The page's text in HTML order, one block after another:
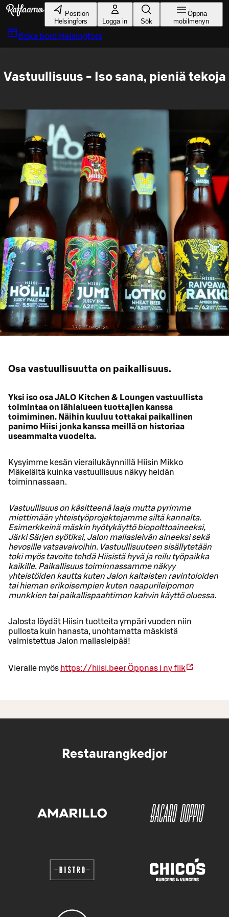
Gå till huvudinnehållet
Position
Helsingfors
Logga in Sök
Öppna
mobilmenyn
Boka bord Helsingfors
Vastuullisuus - Iso sana, pieniä tekoja
Osa vastuullisuutta on paikallisuus.
Yksi iso osa JALO Kitchen & Loungen vastuullista
toimintaa on lähialueen tuottajien kanssa
toimiminen. Näihin kuuluu tottakai paikallinen
panimo Hiisi jonka kanssa meillä on historiaa
useammalta vuodelta.
Kysyimme kesän vierailukäynnillä Hiisin Mikko
Mäkelältä kuinka vastuullisuus näkyy heidän
toiminnassaan.
Vastuullisuus on käsitteenä laaja mutta pyrimme
miettimään yhteistyöprojektejamme siltä kannalta.
Esimerkkeinä mäskin hyötykäyttö biopolttoaineeksi,
Järki Särjen syötiksi, Jalon mallasleivän aineeksi sekä
hevosille vatsavaivoihin. Vastuullisuuteen sisällytetään
toki myös tavoite tehdä Hiisistä hyvä ja reilu työpaikka
kaikille. Paikallisuus toiminnassamme näkyy
yhteistöiden kautta kuten Jalon kaltaisten ravintoloiden
tai hieman erikoisempien kuten naapurileipomon
munkkien tai paikallispaahtimon kahvin käyttö oluessa.
Jalosta löydät Hiisin tuotteita ympäri vuoden niin
pullosta kuin hanasta, unohtamatta mäskistä
valmistettua Jalon mallasleipää!
Vieraile myös https://hiisi.beerÖppnas i ny flik
Restaurangkedjor